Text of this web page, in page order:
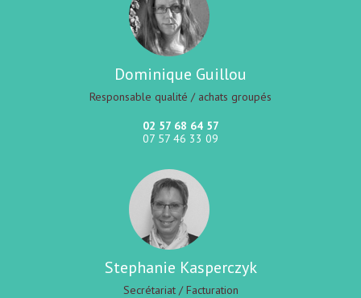
Dominique Guillou
Responsable qualité / achats groupés
02 57 68 64 57
07 57 46 33 09
Stephanie Kasperczyk
Secrétariat / Facturation